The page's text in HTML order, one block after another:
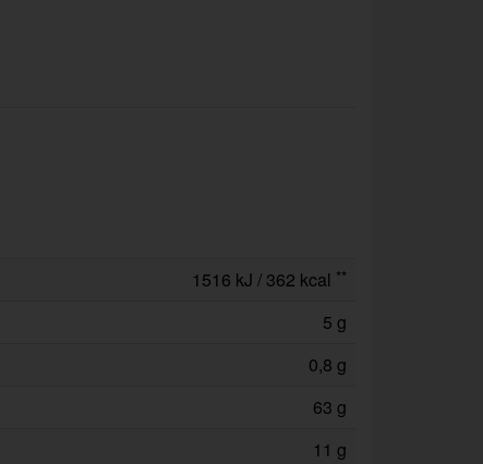
1516 kJ / 362 kcal **
5 g
0,8 g
63 g
11 g